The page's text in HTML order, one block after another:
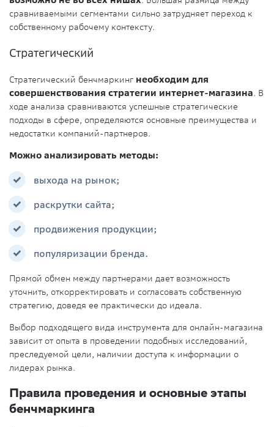
сравниваемыми сегментами сильно затрудняет переход к
собственному рабочему контексту.
Стратегический
Стратегический бенчмаркинг необходим для
совершенствования стратегии интернет-магазина. В
ходе анализа сравниваются успешные стратегические
подходы в сфере, определяются основные преимущества и
недостатки компаний-партнеров.
Можно анализировать методы:
выхода на рынок;
раскрутки сайта;
продвижения продукции;
популяризации бренда.
Прямой обмен между партнерами дает возможность
уточнить, откорректировать и согласовать собственную
стратегию, доведя ее практически до идеала.
Выбор подходящего вида инструмента для онлайн-магазина
зависит от опыта в проведении подобных исследований,
преследуемой цели, наличии доступа к информации о
лидерах рынка.
Правила проведения и основные этапы
бенчмаркинга